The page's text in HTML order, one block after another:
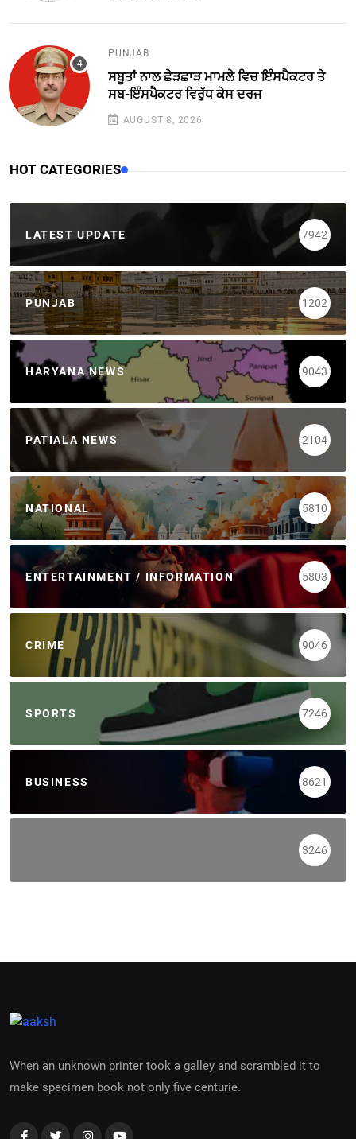
PUNJAB
ਸਬੂਤਾਂ ਨਾਲ ਛੇੜਛਾੜ ਮਾਮਲੇ ਵਿਚ ਇੰਸਪੈਕਟਰ ਤੇ
ਸਬ-ਇੰਸਪੈਕਟਰ ਵਿਰੁੱਧ ਕੇਸ ਦਰਜ
AUGUST 8, 2026
HOT CATEGORIES
LATEST UPDATE 7942
PUNJAB 1202
HARYANA NEWS 9043
PATIALA NEWS 2104
NATIONAL 5810
ENTERTAINMENT / INFORMATION 5803
CRIME 9046
SPORTS 7246
BUSINESS 8621
3246
When an unknown printer took a galley and scrambled it to
make specimen book not only five centurie.